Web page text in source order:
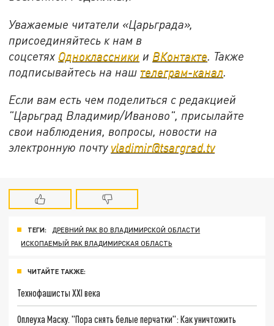
Уважаемые читатели «Царьграда»,
присоединяйтесь к нам в
соцсетях Одноклассники и ВКонтакте . Также
подписывайтесь на наш телеграм-канал
Если вам есть чем поделиться с редакцией
"Царьград Владимир/Иваново", присылайте
свои наблюдения, вопросы, новости на
электронную почту vladimir@tsargrad.tv
ТЕГИ:
ДРЕВНИЙ РАК ВО ВЛАДИМИРСКОЙ ОБЛАСТИ
ИСКОПАЕМЫЙ РАК ВЛАДИМИРСКАЯ ОБЛАСТЬ
ЧИТАЙТЕ ТАКЖЕ:
Технофашисты XXI века
Оплеуха Маску. "Пора снять белые перчатки": Как уничтожить